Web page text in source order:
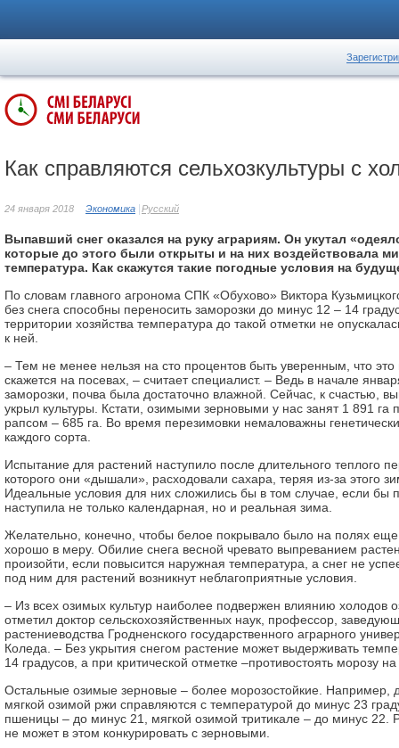
Как справляются сельхозкультуры с
24 января 2018 Экономика Русский
Выпавший снег оказался на руку аграриям. Он укутал
которые до этого были открыты и на них воздействовала
температура. Как скажутся такие погодные условия на
По словам главного агронома СПК «Обухово» Виктора
без снега способны переносить заморозки до минус 12 – 14
территории хозяйства температура до такой отметки не
к ней.
– Тем не менее нельзя на сто процентов быть уверенным, что это
скажется на посевах, – считает специалист. – Ведь в начале
заморозки, почва была достаточно влажной. Сейчас, к счастью,
укрыл культуры. Кстати, озимыми зерновыми у нас занят 1 891
рапсом – 685 га. Во время перезимовки немаловажны
каждого сорта.
Испытание для растений наступило после длительного теплого
которого они «дышали», расходовали сахара, теряя из-за этого
Идеальные условия для них сложились бы в том случае, если бы
наступила не только календарная, но и реальная зима.
Желательно, конечно, чтобы белое покрывало было на полях
хорошо в меру. Обилие снега весной чревато выпреванием
произойти, если повысится наружная температура, а снег не
под ним для растений возникнут неблагоприятные условия.
– Из всех озимых культур наиболее подвержен влиянию холодов
отметил доктор сельскохозяйственных наук, профессор,
растениеводства Гродненского государственного аграрного
Коледа. – Без укрытия снегом растение может выдерживать
14 градусов, а при критической отметке –противостоять морозу
Остальные озимые зерновые – более морозостойкие. Например,
мягкой озимой ржи справляются с температурой до минус 23
пшеницы – до минус 21, мягкой озимой тритикале – до минус 22.
не может в этом конкурировать с зерновыми.